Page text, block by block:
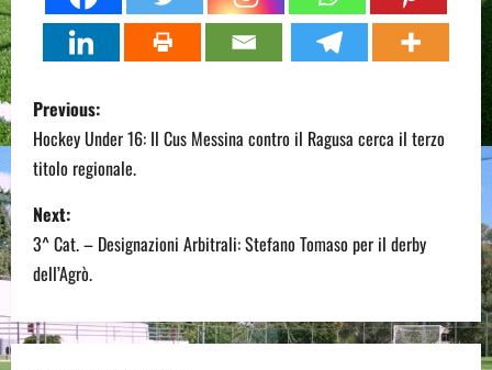
P
o
s
t
n
a
Previous:
Hockey Under 16: Il Cus Messina contro il Ragusa cerca il terzo
titolo regionale.
Next:
3^ Cat. – Designazioni Arbitrali: Stefano Tomaso per il derby
dell’Agrò.